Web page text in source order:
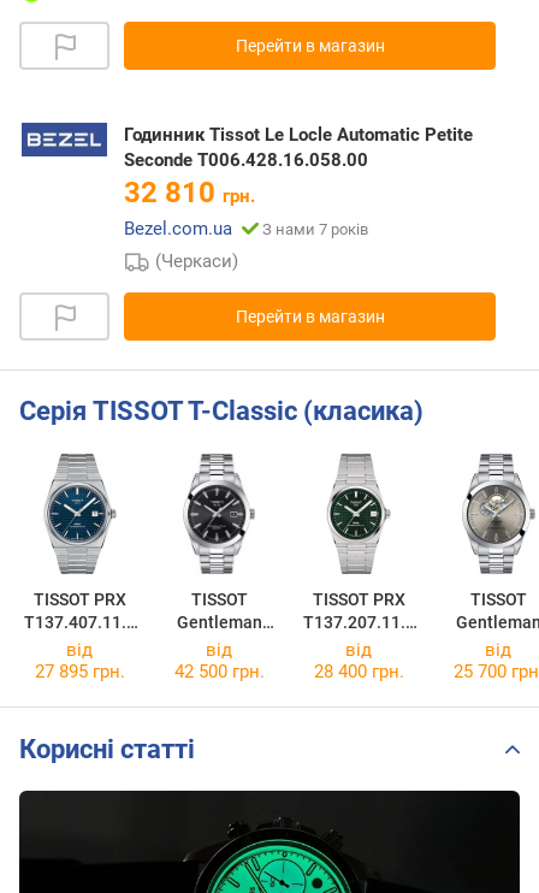
Перейти в магазин
Годинник Tissot Le Locle Automatic Petite
Seconde T006.428.16.058.00
32 810 грн.
Bezel.com.ua
З нами 7 років
(Черкаси)
Перейти в магазин
Серія TISSOT T-Classic (класика)
TISSOT PRX
T137.407.11.0
41.00
TISSOT
Gentleman
Powermatic 80
Silicium
51.00
TISSOT PRX
T137.207.11.0
91.00
TISSOT
Powermatic
від
27 895 грн.
від
42 500 грн.
від
28 400 грн.
від
25 700
Корисні статті